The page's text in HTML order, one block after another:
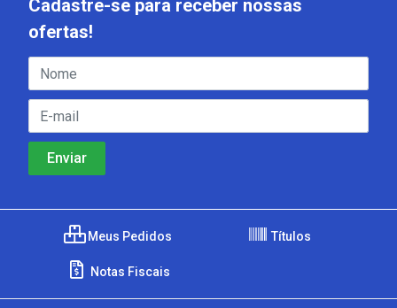
Cadastre-se para receber nossas
ofertas!
Meus Pedidos Títulos
Notas Fiscais